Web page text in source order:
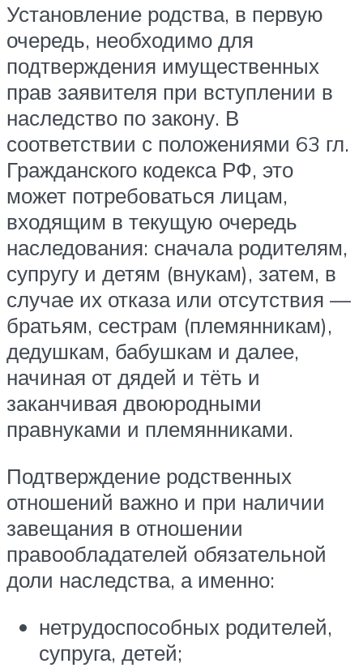
Установление родства, в первую
очередь, необходимо для
подтверждения имущественных
прав заявителя при вступлении в
наследство по закону. В
соответствии с положениями 63 гл.
Гражданского кодекса РФ, это
может потребоваться лицам,
входящим в текущую очередь
наследования: сначала родителям,
супругу и детям (внукам), затем, в
случае их отказа или отсутствия —
братьям, сестрам (племянникам),
дедушкам, бабушкам и далее,
начиная от дядей и тёть и
заканчивая двоюродными
правнуками и племянниками.
Подтверждение родственных
отношений важно и при наличии
завещания в отношении
правообладателей обязательной
доли наследства, а именно:
нетрудоспособных родителей,
супруга, детей;